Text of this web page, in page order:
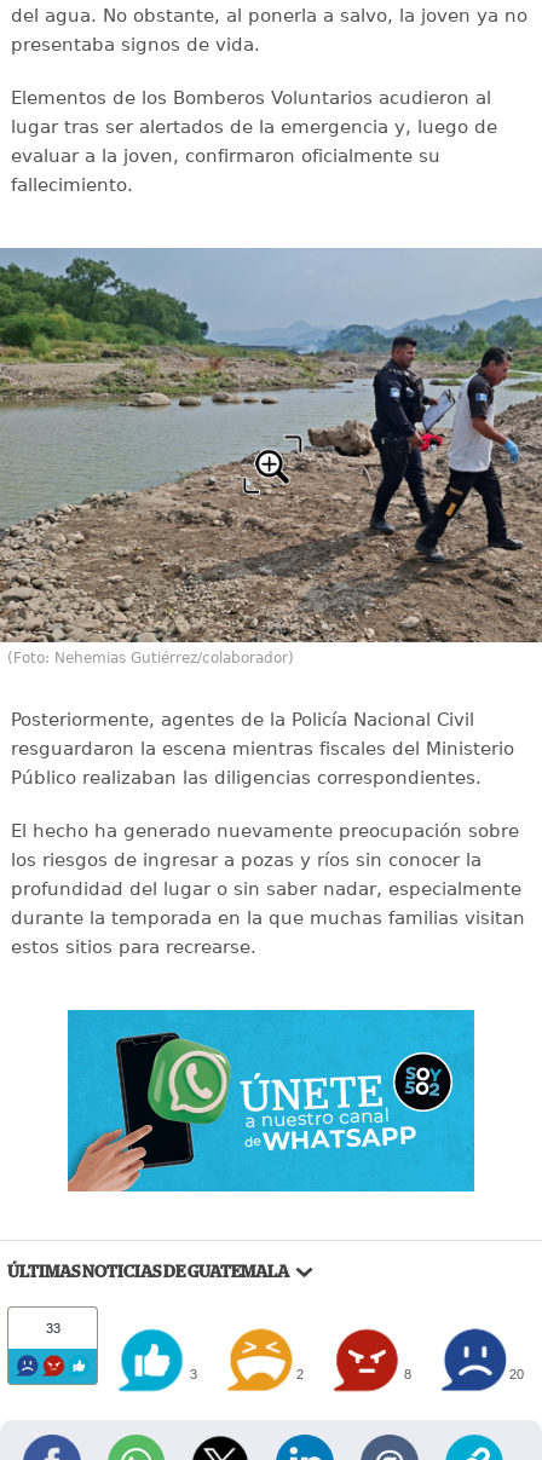
del agua. No obstante, al ponerla a salvo, la joven ya no
presentaba signos de vida.
Elementos de los Bomberos Voluntarios acudieron al
lugar tras ser alertados de la emergencia y, luego de
evaluar a la joven, confirmaron oficialmente su
fallecimiento.
(Foto: Nehemias Gutiérrez/colaborador)
Posteriormente, agentes de la Policía Nacional Civil
resguardaron la escena mientras fiscales del Ministerio
Público realizaban las diligencias correspondientes.
El hecho ha generado nuevamente preocupación sobre
los riesgos de ingresar a pozas y ríos sin conocer la
profundidad del lugar o sin saber nadar, especialmente
durante la temporada en la que muchas familias visitan
estos sitios para recrearse.
ÚLTIMAS NOTICIAS DE GUATEMALA
33
3 2 8 20